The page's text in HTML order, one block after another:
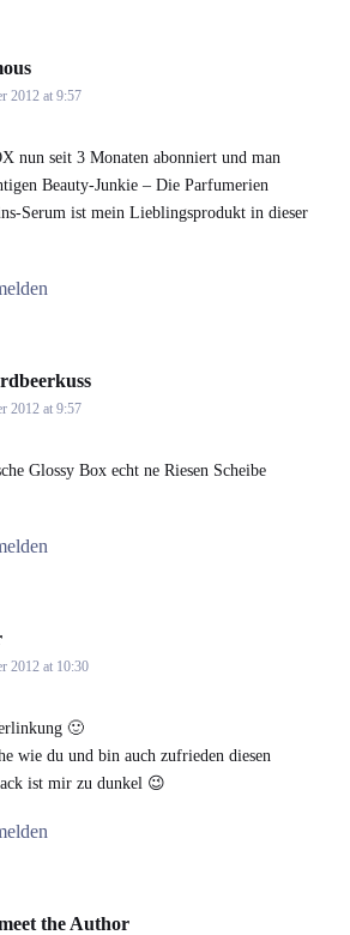
2012 at 9:57
nun seit 3 Monaten abonniert und man
Beauty-Junkie – Die Parfumerien
Serum ist mein Lieblingsprodukt in dieser
2012 at 9:57
Glossy Box echt ne Riesen Scheibe
2012 at 10:30
🙂
wie du und bin auch zufrieden diesen
ist mir zu dunkel 😉
the Author